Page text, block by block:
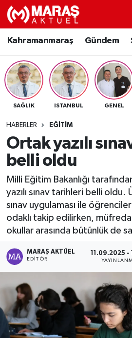
Kahramanmaraş Gündem
SAĞLIK ISTANBUL GENEL
HABERLER EĞITIM
Ortak yazılı
belli oldu
Milli Eğitim Bakanlığı
yazılı sınav tarihleri belli
sınav uygulaması ile
odaklı takip edilirken,
okullar arasında bütünlük de
MARAŞ AKTÜEL
EDITÖR
11.09.2025 -
Kahramanmaraş
Gündem
Siyaset
Spor
Sağlık
Teknoloji
Eğitim
Kültür Sanat
Nöbetçi Eczaneler
Hava Durumu
Namaz Vakitleri
TFF 3.Lig 4.Grup Puan
Tüm Manşetler
Son Dakika Haberleri
Haber Arşivi